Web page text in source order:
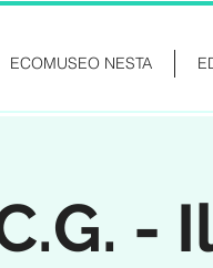
ECOMUSEO NESTA
-